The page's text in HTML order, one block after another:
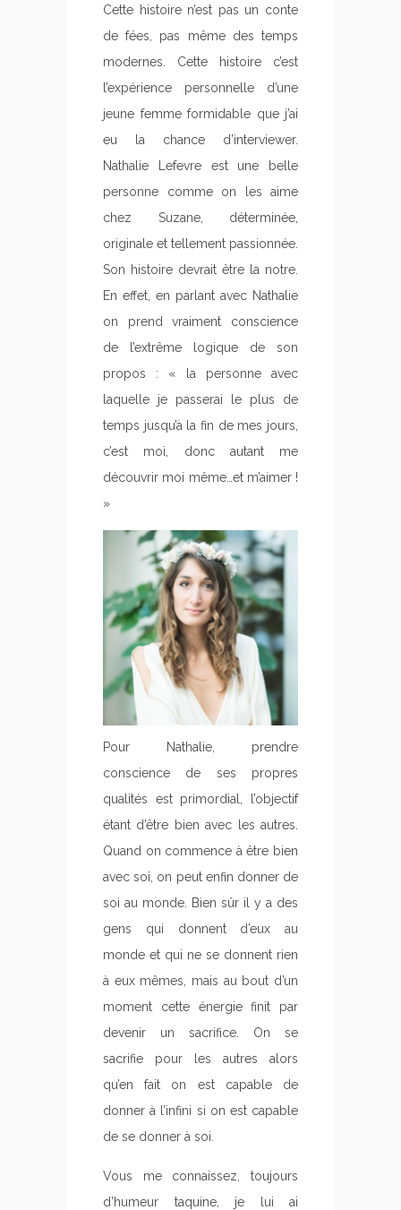
Cette histoire n’est pas un conte
de fées, pas même des temps
modernes. Cette histoire c’est
l’expérience personnelle d’une
jeune femme formidable que j’ai
eu la chance d’interviewer.
Nathalie Lefevre est une belle
personne comme on les aime
chez Suzane, déterminée,
originale et tellement passionnée.
Son histoire devrait être la notre.
En effet, en parlant avec Nathalie
on prend vraiment conscience
de l’extrême logique de son
propos : « la personne avec
laquelle je passerai le plus de
temps jusqu’à la fin de mes jours,
c’est moi, donc autant me
découvrir moi même…et m’aimer !
»
Pour Nathalie, prendre
conscience de ses propres
qualités est primordial, l’objectif
étant d’être bien avec les autres.
Quand on commence à être bien
avec soi, on peut enfin donner de
soi au monde. Bien sûr il y a des
gens qui donnent d’eux au
monde et qui ne se donnent rien
à eux mêmes, mais au bout d’un
moment cette énergie finit par
devenir un sacrifice. On se
sacrifie pour les autres alors
qu’en fait on est capable de
donner à l’infini si on est capable
de se donner à soi.
Vous me connaissez, toujours
d’humeur taquine, je lui ai